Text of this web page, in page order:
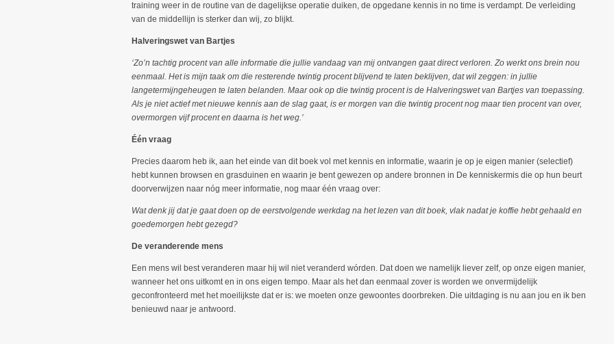
training weer in de routine van de dagelijkse operatie duiken, de opgedane kennis in no time is verdampt. De verleiding
van de middellijn is sterker dan wij, zo blijkt.
Halveringswet van Bartjes
‘Zo’n tachtig procent van alle informatie die jullie vandaag van mij ontvangen gaat direct verloren. Zo werkt ons brein nou
eenmaal. Het is mijn taak om die resterende twintig procent blijvend te laten beklijven, dat wil zeggen: in jullie
langetermijngeheugen te laten belanden. Maar ook op die twintig procent is de Halveringswet van Bartjes van toepassing.
Als je niet actief met nieuwe kennis aan de slag gaat, is er morgen van die twintig procent nog maar tien procent van over,
overmorgen vijf procent en daarna is het weg.’
Één vraag
Precies daarom heb ik, aan het einde van dit boek vol met kennis en informatie, waarin je op je eigen manier (selectief)
hebt kunnen browsen en grasduinen en waarin je bent gewezen op andere bronnen in De kenniskermis die op hun beurt
doorverwijzen naar nóg meer informatie, nog maar één vraag over:
Wat denk jij dat je gaat doen op de eerstvolgende werkdag na het lezen van dit boek, vlak nadat je koffie hebt gehaald en
goedemorgen hebt gezegd?
De veranderende mens
Een mens wil best veranderen maar hij wil niet veranderd wórden. Dat doen we namelijk liever zelf, op onze eigen manier,
wanneer het ons uitkomt en in ons eigen tempo. Maar als het dan eenmaal zover is worden we onvermijdelijk
geconfronteerd met het moeilijkste dat er is: we moeten onze gewoontes doorbreken. Die uitdaging is nu aan jou en ik ben
benieuwd naar je antwoord.